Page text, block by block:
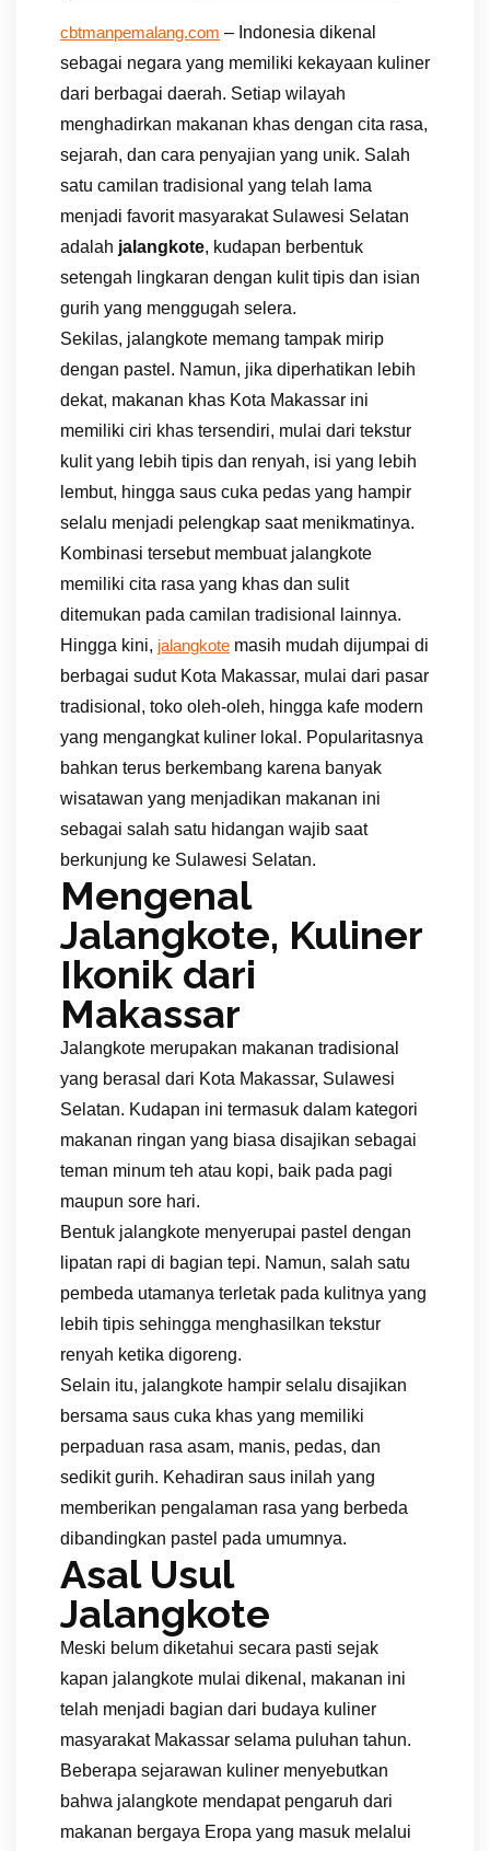
cbtmanpemalang.com – Indonesia dikenal
sebagai negara yang memiliki kekayaan kuliner
dari berbagai daerah. Setiap wilayah
menghadirkan makanan khas dengan cita rasa,
sejarah, dan cara penyajian yang unik. Salah
satu camilan tradisional yang telah lama
menjadi favorit masyarakat Sulawesi Selatan
adalah jalangkote, kudapan berbentuk
setengah lingkaran dengan kulit tipis dan isian
gurih yang menggugah selera.
Sekilas, jalangkote memang tampak mirip
dengan pastel. Namun, jika diperhatikan lebih
dekat, makanan khas Kota Makassar ini
memiliki ciri khas tersendiri, mulai dari tekstur
kulit yang lebih tipis dan renyah, isi yang lebih
lembut, hingga saus cuka pedas yang hampir
selalu menjadi pelengkap saat menikmatinya.
Kombinasi tersebut membuat jalangkote
memiliki cita rasa yang khas dan sulit
ditemukan pada camilan tradisional lainnya.
Hingga kini, jalangkote masih mudah dijumpai di
berbagai sudut Kota Makassar, mulai dari pasar
tradisional, toko oleh-oleh, hingga kafe modern
yang mengangkat kuliner lokal. Popularitasnya
bahkan terus berkembang karena banyak
wisatawan yang menjadikan makanan ini
sebagai salah satu hidangan wajib saat
berkunjung ke Sulawesi Selatan.
Mengenal
Jalangkote, Kuliner
Ikonik dari
Makassar
Jalangkote merupakan makanan tradisional
yang berasal dari Kota Makassar, Sulawesi
Selatan. Kudapan ini termasuk dalam kategori
makanan ringan yang biasa disajikan sebagai
teman minum teh atau kopi, baik pada pagi
maupun sore hari.
Bentuk jalangkote menyerupai pastel dengan
lipatan rapi di bagian tepi. Namun, salah satu
pembeda utamanya terletak pada kulitnya yang
lebih tipis sehingga menghasilkan tekstur
renyah ketika digoreng.
Selain itu, jalangkote hampir selalu disajikan
bersama saus cuka khas yang memiliki
perpaduan rasa asam, manis, pedas, dan
sedikit gurih. Kehadiran saus inilah yang
memberikan pengalaman rasa yang berbeda
dibandingkan pastel pada umumnya.
Asal Usul
Jalangkote
Meski belum diketahui secara pasti sejak
kapan jalangkote mulai dikenal, makanan ini
telah menjadi bagian dari budaya kuliner
masyarakat Makassar selama puluhan tahun.
Beberapa sejarawan kuliner menyebutkan
bahwa jalangkote mendapat pengaruh dari
makanan bergaya Eropa yang masuk melalui